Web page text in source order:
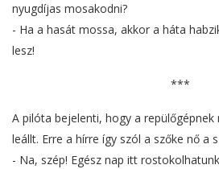
nyugdíjas mosakodni?
- Ha a hasát mossa, akkor a háta
lesz!
***
A pilóta bejelenti, hogy a
leállt. Erre a hírre így szól a szőke nő a
- Na, szép! Egész nap itt